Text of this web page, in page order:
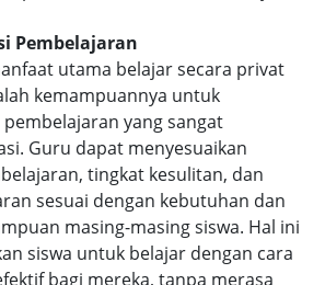
Pembelajaran
utama belajar secara privat
kemampuannya untuk
yang sangat
Guru dapat menyesuaikan
tingkat kesulitan, dan
sesuai dengan kebutuhan dan
masing-masing siswa. Hal ini
siswa untuk belajar dengan cara
bagi mereka, tanpa merasa